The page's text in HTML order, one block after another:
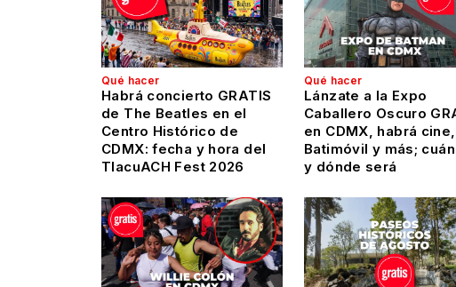
Qué hacer
Habrá concierto GRATIS
de The Beatles en el
Centro Histórico de
CDMX: fecha y hora del
TlacuACH Fest 2026
Qué hacer
Lánzate a la Expo
Caballero Oscuro
en CDMX, habrá
Batimóvil y más;
y dónde será